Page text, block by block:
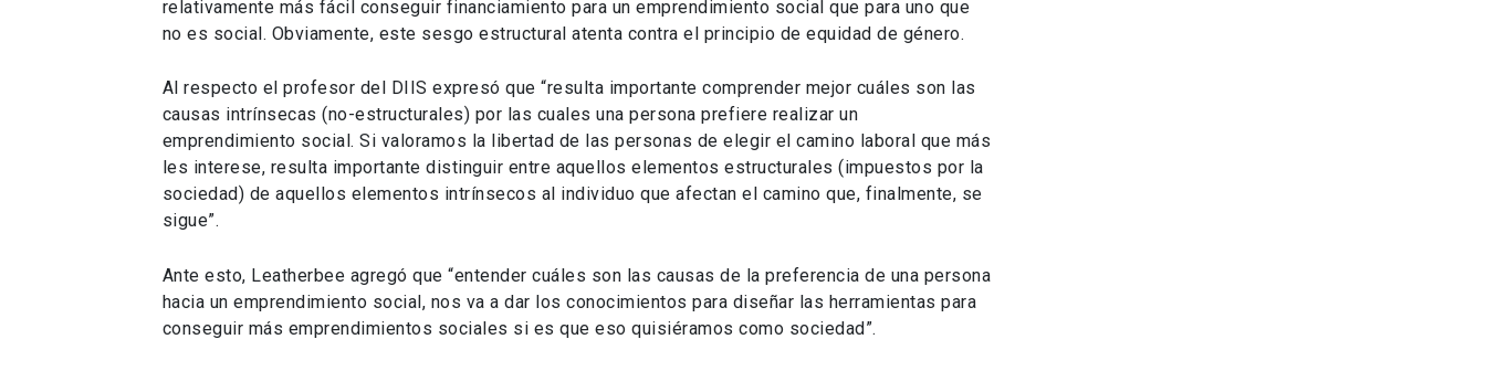
relativamente más fácil conseguir financiamiento para un emprendimiento social que para uno que
no es social. Obviamente, este sesgo estructural atenta contra el principio de equidad de género.
Al respecto el profesor del DIIS expresó que “resulta importante comprender mejor cuáles son las
causas intrínsecas (no-estructurales) por las cuales una persona prefiere realizar un
emprendimiento social. Si valoramos la libertad de las personas de elegir el camino laboral que más
les interese, resulta importante distinguir entre aquellos elementos estructurales (impuestos por la
sociedad) de aquellos elementos intrínsecos al individuo que afectan el camino que, finalmente, se
sigue”.
Ante esto, Leatherbee agregó que “entender cuáles son las causas de la preferencia de una persona
hacia un emprendimiento social, nos va a dar los conocimientos para diseñar las herramientas para
conseguir más emprendimientos sociales si es que eso quisiéramos como sociedad”.